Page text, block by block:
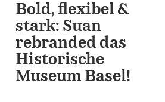
Bold, flexibel &
stark: Suan
rebranded das
Historische
Museum Basel!